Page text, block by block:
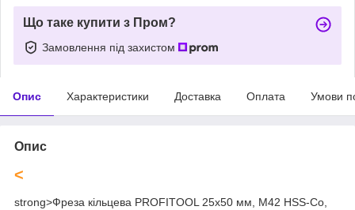
Що таке купити з Пром?
Замовлення під захистом
Опис Характеристики Доставка Оплата Умови
Опис
<
strong>Фреза кільцева PROFITOOL 25х50 мм, M42 HSS-Co,